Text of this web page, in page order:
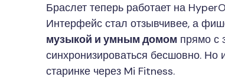
Браслет теперь работает на
Интерфейс стал отзывчивее, а
музыкой и умным домом прямо с
синхронизироваться бесшовно.
старинке через Mi Fitness.